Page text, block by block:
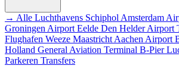
→ Alle Luchthavens Schiphol Amsterdam
Groningen Airport Eelde Den Helder Airport
Flughafen Weeze Maastricht Aachen Airport
Holland General Aviation Terminal B-Pier
Parkeren Transfers